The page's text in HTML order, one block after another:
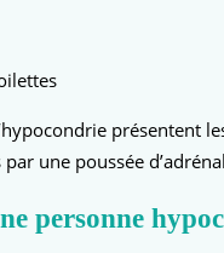
présentent
une poussée
personne